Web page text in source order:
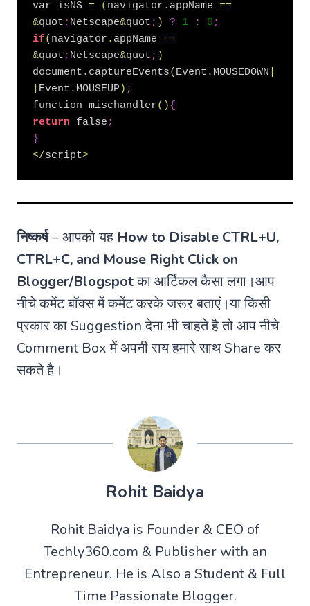
var isNS = ( navigator . appName ==
&quot ; Netscape&quot ; ) ? 1 : 0 ;
if( navigator . appName ==
&quot ; Netscape&quot ; )
document . captureEvents( Event . MOUSEDOWN
Event . MOUSEUP) ;
function mischandler( ){
return false ;
}
</script>
निष्कर्ष– आपको यह How to Disable CTRL+U,
CTRL+C, and Mouse Right Click on
Blogger/Blogspotका आर्टिकल कैसा लगा।आप
नीचे कमेंट बॉक्स में कमेंट करके जरूर बताएं।या किसी
प्रकार का Suggestion देना भी चाहते है तो आप नीचे
Comment Box में अपनी राय हमारे साथ Share कर
सकते है।
Rohit Baidya
Rohit Baidya is Founder & CEO of
Techly360.com & Publisher with an
Entrepreneur. He is Also a Student & Full
Time Passionate Blogger.